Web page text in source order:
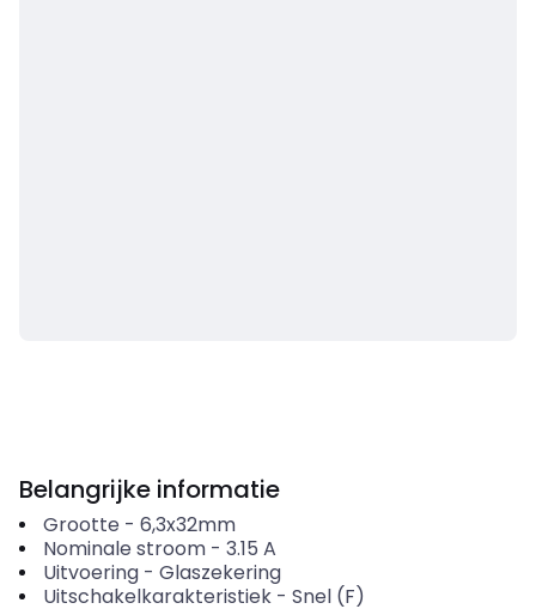
Belangrijke informatie
Grootte - 6,3x32mm
Nominale stroom- 3.15 A
Uitvoering- Glaszekering
Uitschakelkarakteristiek- Snel (F)